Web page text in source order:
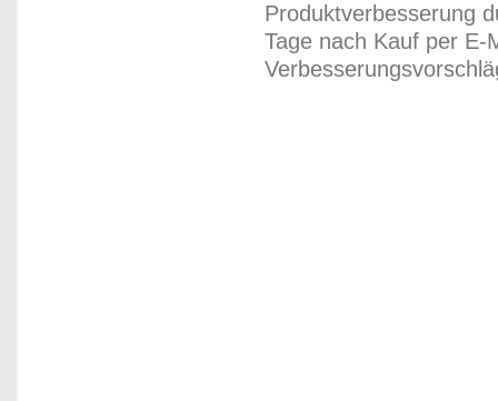
Produktverbesserung
Tage nach Kauf per E-